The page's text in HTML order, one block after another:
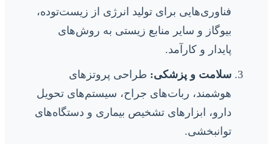
فناوری‌هایی برای تولید انرژی از زیست‌توده،
بیوگاز و سایر منابع زیستی به روش‌های
پایدار و کارآمد.
سلامت و پزشکی: طراحی پروتزهای
هوشمند، ربات‌های جراح، سیستم‌های تحویل
دارو، ابزارهای تشخیص بیماری و دستگاه‌های
توانبخشی.